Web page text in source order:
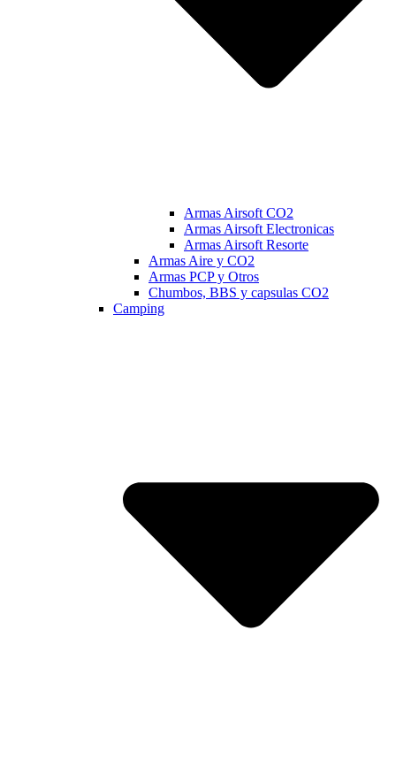
Armas Airsoft CO2
Armas Airsoft Electronicas
Armas Airsoft Resorte
Armas Aire y CO2
Armas PCP y Otros
Chumbos, BBS y capsulas CO2
Camping